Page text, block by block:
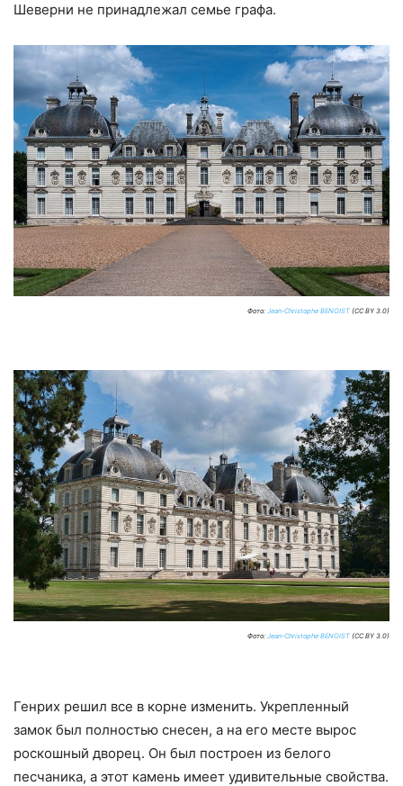
Шеверни не принадлежал семье графа.
Фото: Jean-Christophe BENOIST (CC BY 3.0)
Фото: Jean-Christophe BENOIST (CC BY 3.0)
Генрих решил все в корне изменить. Укрепленный
замок был полностью снесен, а на его месте вырос
роскошный дворец. Он был построен из белого
песчаника, а этот камень имеет удивительные свойства.